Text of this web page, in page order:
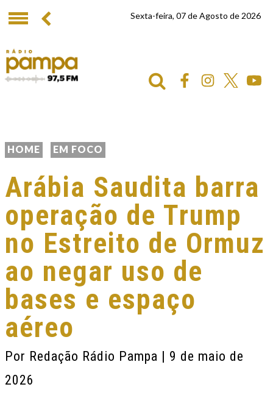
Sexta-feira, 07 de Agosto de 2026
HOME EM FOCO
Arábia Saudita barra
operação de Trump
no Estreito de Ormuz
ao negar uso de
bases e espaço
aéreo
Por Redação Rádio Pampa | 9 de maio de
2026